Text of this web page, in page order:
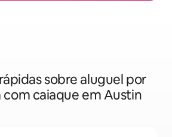
sobre aluguel por
caiaque em Austin